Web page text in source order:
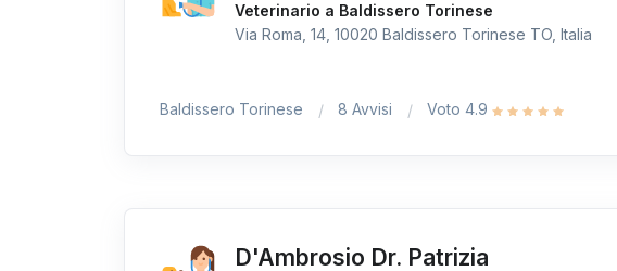
Veterinario a Baldissero Torinese
Via Roma, 14, 10020 Baldissero Torinese TO, Italia
Baldissero Torinese 8 Avvisi Voto 4.9
D'Ambrosio Dr. Patrizia